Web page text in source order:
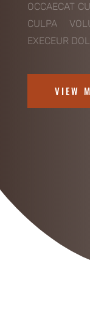
OCCAECAT
CULPA
EXECEUR
VIEW